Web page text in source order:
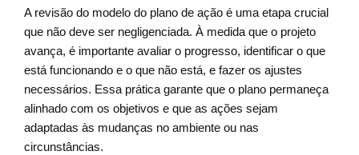
A revisão do modelo do plano de ação é uma etapa crucial
que não deve ser negligenciada. À medida que o projeto
avança, é importante avaliar o progresso, identificar o que
está funcionando e o que não está, e fazer os ajustes
necessários. Essa prática garante que o plano permaneça
alinhado com os objetivos e que as ações sejam
adaptadas às mudanças no ambiente ou nas
circunstâncias.